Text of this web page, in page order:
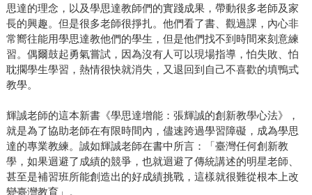
思達的理念，以及學思達教師們的實踐成果，帶動很多老師及家
長的興趣。但是很多老師很掙扎。他們看了書、觀過課，內心非
常嚮往能用學思達教他們的學生，但是他們找不到時間來刻意練
習。偶爾鼓起勇氣嘗試，因為沒有人可以現場指導，怕失敗、怕
耽擱學生學習，熱情很快就消失，又退回到自己不喜歡的填鴨式
教學。
輝誠老師的這本新書《學思達增能：張輝誠的創新教學心法》，
就是為了協助老師在有限時間內，儘速跨過學習障礙，成為學思
達的專業教練。誠如輝誠老師在書中所言：「臺灣任何創新教
學，如果迴避了成績的競爭，也就迴避了傳統講述的明星老師、
甚至是補習班所能創造出的好成績挑戰，這樣就很難從根本上改
變臺灣教育」。